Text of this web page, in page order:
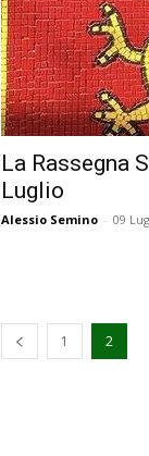
La Rassegna
Luglio
Alessio Semino - 09
1 2